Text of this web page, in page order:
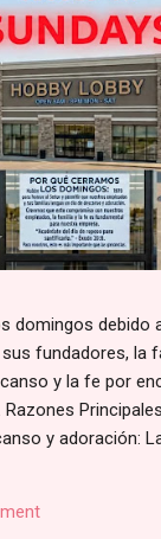
domingos debido
fundadores, la
y la fe por
y adoración:
razón por la que
a nuestros